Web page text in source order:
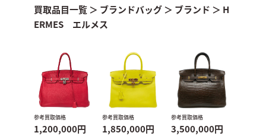
買取品目一覧＞ ブランドバッグ＞ ブランド ＞ H
ERMES エルメス
参考買取価格
1,200,000円
参考買取価格
1,850,000円
参考買取価格
3,500,000円